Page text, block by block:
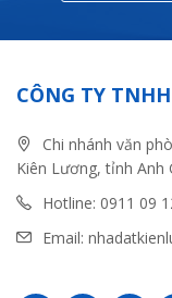
CÔNG TY
Chi nhánh văn
Kiên Lương, tỉnh Anh
Hotline: 0911 09
Email: